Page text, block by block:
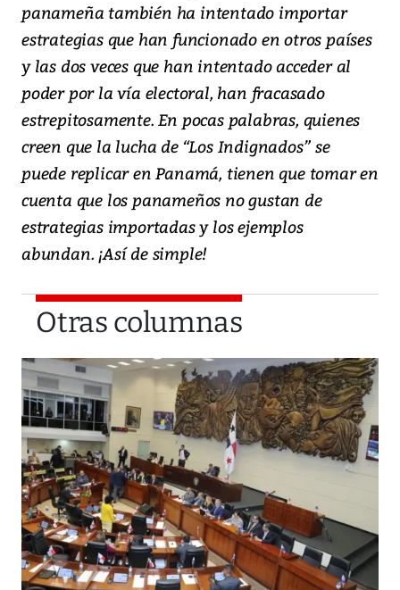
panameña también ha intentado importar
estrategias que han funcionado en otros países
y las dos veces que han intentado acceder al
poder por la vía electoral, han fracasado
estrepitosamente. En pocas palabras, quienes
creen que la lucha de “Los Indignados” se
puede replicar en Panamá, tienen que tomar en
cuenta que los panameños no gustan de
estrategias importadas y los ejemplos
abundan. ¡Así de simple!
Otras columnas